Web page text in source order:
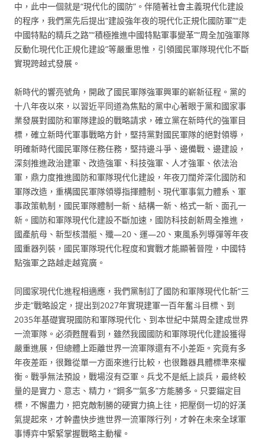
中，此中一個就是“現代化的國防”。伴隨著社會主義現代化建設
的程序，我們黨先后提出“建設強年夜的現代化正規化國防軍”“走
中國特點的精兵之路”“積極推進中國特點軍事變革”“周全加強軍隊
反動化現代化正規化建設”等嚴重思惟，引領國民軍隊現代化不斷
實現跨越式發展。
新時代的響亮號角，開啟了國民軍隊強軍興軍的嶄新征程。黨的
十八年夜以來，以習近平同道為焦點的黨中心著眼于黨和國家事
業發展對國防和軍隊建設的戰略請求，確立黨在新時代的強軍目
標，確立新時代軍事戰略方針，堅持黨對國民軍隊的絕對領導，
明確新時代國民軍隊任務任務，堅持邊斗爭、邊備戰、邊建設，
深刻推進政治建軍、改造強軍、科技強軍、人才強軍、依法治
軍，鼎力度推進國防和軍隊現代化建設，年夜刀闊斧深化國防和
軍隊改造，重構國民軍隊領導指揮體制、現代軍事氣力體系、軍
事政策軌制，國民軍隊體制一新、結構一新、格式一新、面孔一
新。國防和軍隊現代化建設不斷加速，國防科技創新周全推進，
國產航母、新型核潛艇、殲—20、運—20、東風系列導彈等年夜
國重器列裝，國民軍隊現代化程度和實戰才能顯著晉陞，中國特
點強軍之路越走越寬廣。
同國家現代化進程相適應，我們黨制訂了國防和軍隊現代化新“三
步走”戰略設定，提出到2027年實現建軍一百年奮斗目標、到
2035年基礎實現國防和軍隊現代化、到本世紀中葉周全建成世界
一流軍隊。必須甦醒看到，雖然我國國防和軍隊現代化建設獲得
嚴重進展，但總體上距離世界一流軍隊還有不小差距。究竟有多
年夜差距，很難從單一方面來進行比較，也很難器具體標準來權
衡。戰爭無法預設，戰場沒有亞軍。兵戈不是紙上談兵，最終較
量的是實力、意志、精力，“鋼多”“氣多”方能勝多。只要錨定目
標，不懈盡力，把克敵制勝的硬實力搞上往，把壓倒一切的好漢
氣提起來，才幹盡快步進世界一流軍隊行列，才幹在未來全球軍
事博弈中緊緊掌握戰略主動權。